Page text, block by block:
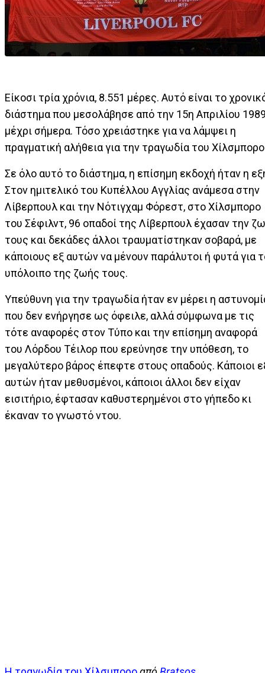
Είκοσι τρία χρόνια, 8.551 μέρες. Αυτό είναι το
διάστημα που μεσολάβησε από την 15η Απριλίου
μέχρι σήμερα. Τόσο χρειάστηκε για να λάμψει η
πραγματική αλήθεια για την τραγωδία του
Σε όλο αυτό το διάστημα, η επίσημη εκδοχή ήταν η
Στον ημιτελικό του Κυπέλλου Αγγλίας ανάμεσα στην
Λίβερπουλ και την Νότιγχαμ Φόρεστ, στο Χίλσμπορο
του Σέφιλντ, 96 οπαδοί της Λίβερπουλ έχασαν την
τους και δεκάδες άλλοι τραυματίστηκαν σοβαρά, με
κάποιους εξ αυτών να μένουν παράλυτοι ή φυτά για
υπόλοιπο της ζωής τους.
Υπεύθυνη για την τραγωδία ήταν εν μέρει η
που δεν ενήργησε ως όφειλε, αλλά σύμφωνα με τις
τότε αναφορές στον Τύπο και την επίσημη αναφορά
του Λόρδου Τέιλορ που ερεύνησε την υπόθεση, το
μεγαλύτερο βάρος έπεφτε στους οπαδούς. Κάποιοι
αυτών ήταν μεθυσμένοι, κάποιοι άλλοι δεν είχαν
εισιτήριο, έφτασαν καθυστερημένοι στο γήπεδο κι
έκαναν το γνωστό ντου.